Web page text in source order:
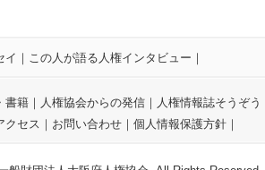
イ ｜ この人が語る人権インタビュー ｜
書籍 ｜ 人権協会からの発信 ｜ 人権情報誌そうぞう
クセス ｜ お問い合わせ ｜ 個人情報保護方針 ｜